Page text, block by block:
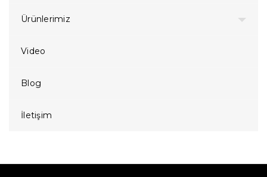
Ürünlerimiz
Video
Blog
İletişim